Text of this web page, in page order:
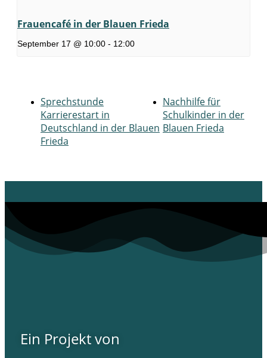
Frauencafé in der Blauen Frieda
September 17 @ 10:00 - 12:00
Sprechstunde
Karrierestart in
Deutschland in der Blauen
Frieda
Nachhilfe für
Schulkinder in der
Blauen Frieda
Ein Projekt von